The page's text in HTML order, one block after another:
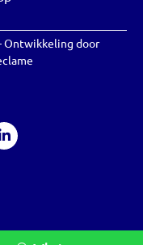
Ontwikkeling door